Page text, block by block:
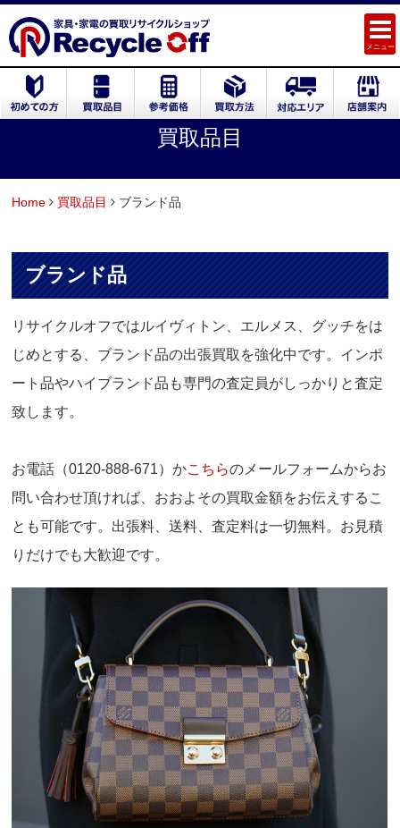
メニュー
買取品目
Home 買取品目 ブランド品
ブランド品
リサイクルオフではルイヴィトン、エルメス、グッチをは
じめとする、ブランド品の出張買取を強化中です。インポ
ート品やハイブランド品も専門の査定員がしっかりと査定
致します。
お電話（0120-888-671）かこちらのメールフォームからお
問い合わせ頂ければ、おおよその買取金額をお伝えするこ
とも可能です。出張料、送料、査定料は一切無料。お見積
りだけでも大歓迎です。